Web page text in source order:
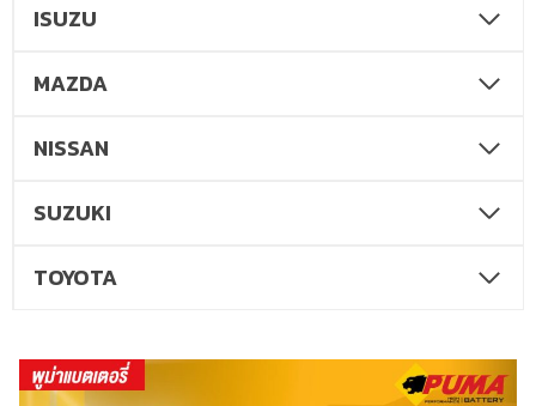
ISUZU
MAZDA
NISSAN
SUZUKI
TOYOTA